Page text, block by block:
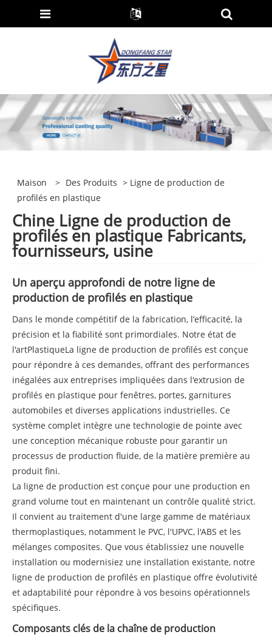
Maison > Des Produits > Ligne de production de
profilés en plastique
Chine Ligne de production de
profilés en plastique Fabricants,
fournisseurs, usine
Un aperçu approfondi de notre ligne de
production de profilés en plastique
Dans le monde compétitif de la fabrication, l’efficacité, la
précision et la fiabilité sont primordiales. Notre état de
l'artPlastiqueLa ligne de production de profilés est conçue
pour répondre à ces demandes, offrant des performances
inégalées aux entreprises impliquées dans l'extrusion de
profilés en plastique pour fenêtres, portes, garnitures
automobiles et diverses applications industrielles. Ce
système complet intègre une technologie de pointe avec
une conception mécanique robuste pour garantir un
processus de production fluide, de la matière première au
produit fini.
La ligne de production est conçue pour une production en
grand volume tout en maintenant un contrôle qualité strict.
Il convient au traitement d'une large gamme de matériaux
thermoplastiques, notamment le PVC, l'UPVC, l'ABS et les
mélanges composites. Que vous établissiez une nouvelle
installation ou modernisiez une installation existante, notre
ligne de production de profilés en plastique offre évolutivité
et adaptabilité pour répondre à vos besoins opérationnels
spécifiques.
Composants clés de la chaîne de production